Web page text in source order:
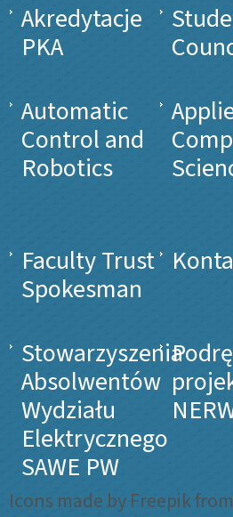
Akredytacje
PKA
Automatic
Control and
Robotics
Faculty Trust
Spokesman
Stowarzyszenia
Absolwentów
Wydziału
Elektrycznego
SAWE PW
Icons made by Freepik from